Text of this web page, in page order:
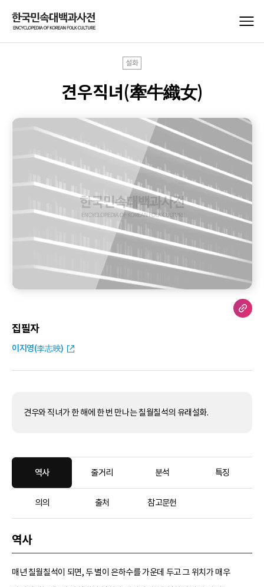
설화
견우직녀(牽牛織女)
집필자
이지영(李志映)
견우와 직녀가 한 해에 한 번 만나는 칠월칠석의 유래설화.
역사 줄거리 분석 특징
의의 출처 참고문헌
역사
매년 칠월칠석이 되면, 두 별이 은하수를 가운데 두고 그 위치가 매우